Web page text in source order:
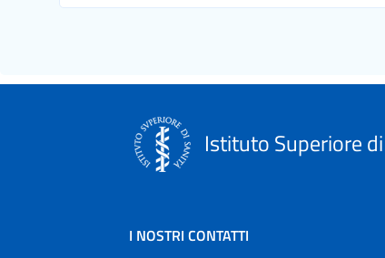
Istituto Superiore
I NOSTRI CONTATTI